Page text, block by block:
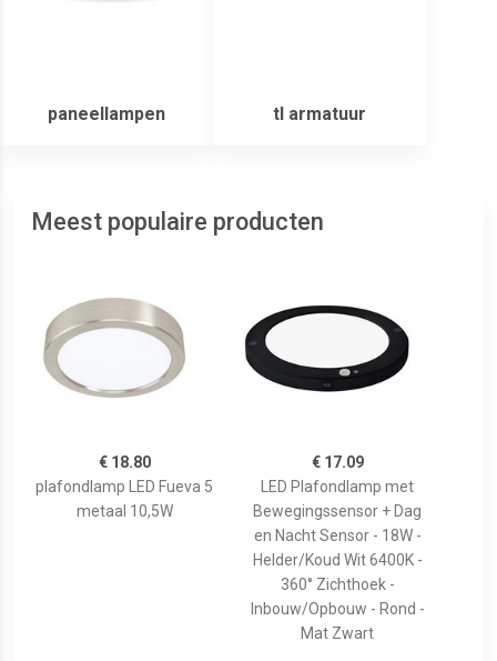
paneellampen tl armatuur
Meest populaire producten
€ 18.80
plafondlamp LED Fueva 5
metaal 10,5W
€ 17.09
LED Plafondlamp met
Bewegingssensor + Dag
en Nacht Sensor - 18W -
Helder/Koud Wit 6400K -
360° Zichthoek -
Inbouw/Opbouw - Rond -
Mat Zwart